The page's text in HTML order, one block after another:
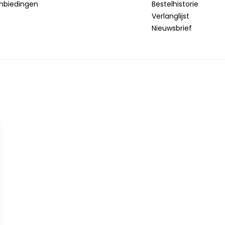
Bestelhistorie
Verlanglijst
Nieuwsbrief